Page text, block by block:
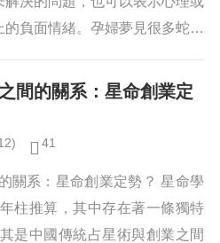
的負面情緒。孕婦夢見很多蛇，
控制的問題正在漸漸增多，引起
間的關系：星命創業定
41
關系：星命創業定勢？ 星命學
柱推算，其中存在著一條獨特
是中國傳統占星術與創業之間